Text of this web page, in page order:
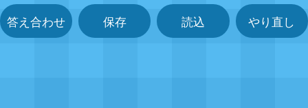
答え合わせ 保存 読込 やり直し